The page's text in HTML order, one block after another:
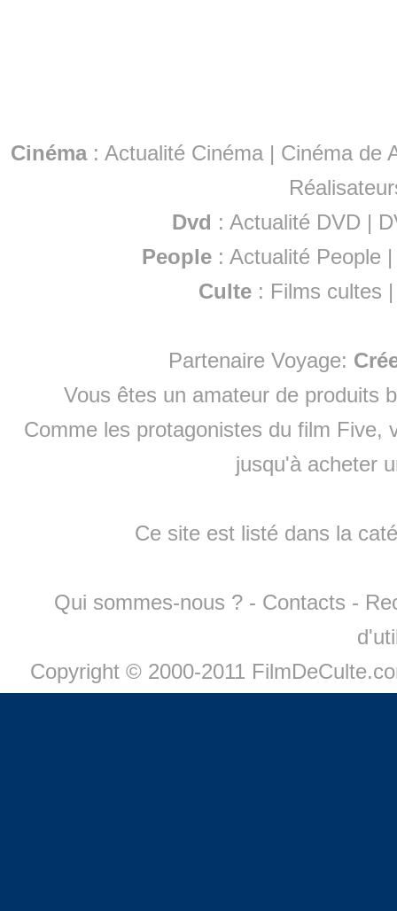
Cinéma: Actualité Cinéma | Cinéma de
Dvd : Actualité DVD |
People :Actualité People
Culte : Films cultes
Partenaire Voyage:
Vous êtes un amateur de produits
Comme les protagonistes du film Five,
jusqu'à acheter
Ce site est listé dans la
Qui sommes-nous ? - Contacts -
Copyright © 2000-2011